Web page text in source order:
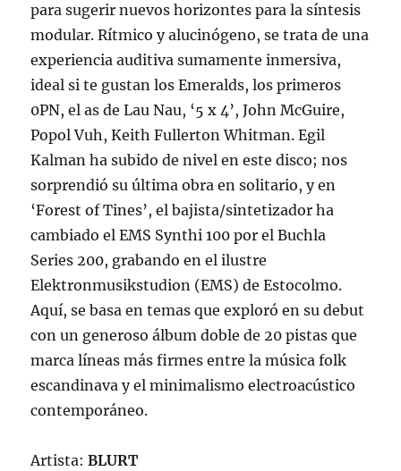
para sugerir nuevos horizontes para la síntesis
modular. Rítmico y alucinógeno, se trata de una
experiencia auditiva sumamente inmersiva,
ideal si te gustan los Emeralds, los primeros
0PN, el as de Lau Nau, ‘5 x 4’, John McGuire,
Popol Vuh, Keith Fullerton Whitman. Egil
Kalman ha subido de nivel en este disco; nos
sorprendió su última obra en solitario, y en
‘Forest of Tines’, el bajista/sintetizador ha
cambiado el EMS Synthi 100 por el Buchla
Series 200, grabando en el ilustre
Elektronmusikstudion (EMS) de Estocolmo.
Aquí, se basa en temas que exploró en su debut
con un generoso álbum doble de 20 pistas que
marca líneas más firmes entre la música folk
escandinava y el minimalismo electroacústico
contemporáneo.
Artista:BLURT